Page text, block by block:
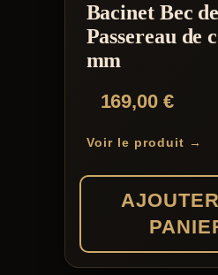
Bacinet Bec de
Passereau de
mm
169,00 €
Voir le produit →